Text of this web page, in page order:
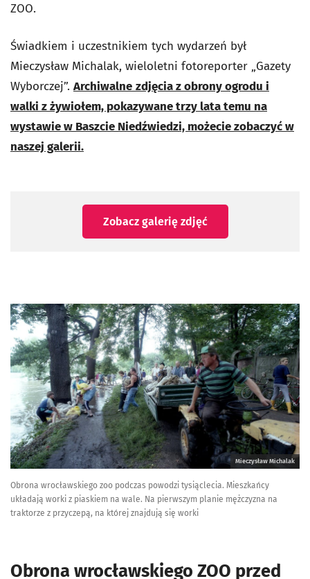
ZOO.
Świadkiem i uczestnikiem tych wydarzeń był
Mieczysław Michalak, wieloletni fotoreporter „Gazety
Wyborczej”. Archiwalne zdjęcia z obrony ogrodu i
walki z żywiołem, pokazywane trzy lata temu na
wystawie w Baszcie Niedźwiedzi, możecie zobaczyć w
naszej galerii.
Zobacz galerię zdjęć
Mieczysław Michalak
Obrona wrocławskiego zoo podczas powodzi tysiąclecia. Mieszkańcy
układają worki z piaskiem na wale. Na pierwszym planie mężczyzna na
traktorze z przyczepą, na której znajdują się worki
Obrona wrocławskiego ZOO przed